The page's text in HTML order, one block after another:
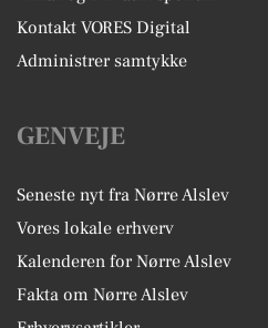
Kontakt VORES Digital
Administrer samtykke
GENVEJE
Seneste nyt fra Nørre Alslev
Vores lokale erhverv
Kalenderen for Nørre Alslev
Fakta om Nørre Alslev